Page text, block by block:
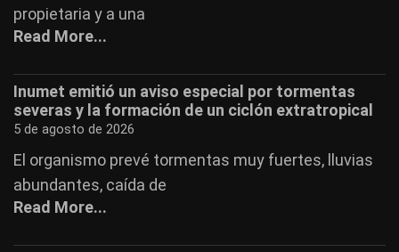
propietaria y a una
Read More...
Inumet emitió un aviso especial por tormentas
severas y la formación de un ciclón extratropical
5 de agosto de 2026
El organismo prevé tormentas muy fuertes, lluvias
abundantes, caída de
Read More...